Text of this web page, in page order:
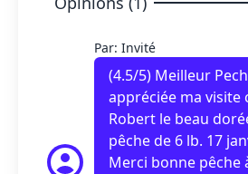
Par: Invité
(4.5/5) Meilleur
appréciée ma visite
Robert le beau
pêche de 6 lb. 17
Merci bonne pêche